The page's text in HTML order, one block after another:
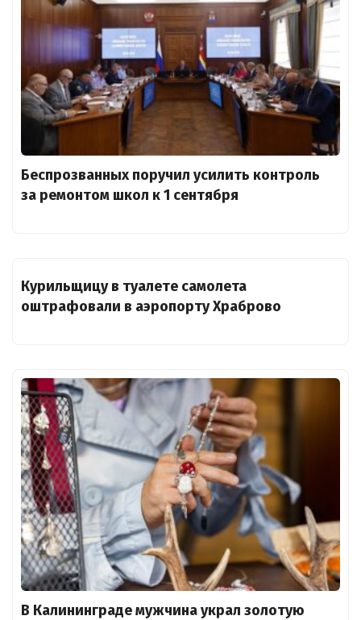
Беспрозванных поручил усилить контроль
за ремонтом школ к 1 сентября
Курильщицу в туалете самолета
оштрафовали в аэропорту Храброво
В Калининграде мужчина украл золотую